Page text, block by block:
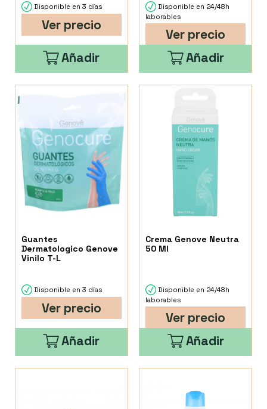
Disponible en 3 días
Ver precio
Añadir
Disponible en 24/48h
laborables
Ver precio
Añadir
Guantes
Dermatologico Genove
Vinilo T-L
Disponible en 3 días
Ver precio
Añadir
Crema Genove Neutra
50 Ml
Disponible en 24/48h
laborables
Ver precio
Añadir